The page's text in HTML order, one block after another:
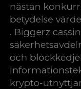
nästan
betydelse
. Biggerz
och
krypto-